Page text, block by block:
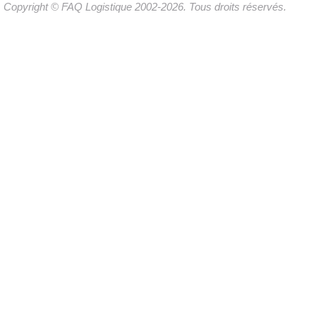
Copyright © FAQ Logistique 2002-2026. Tous droits réservés.